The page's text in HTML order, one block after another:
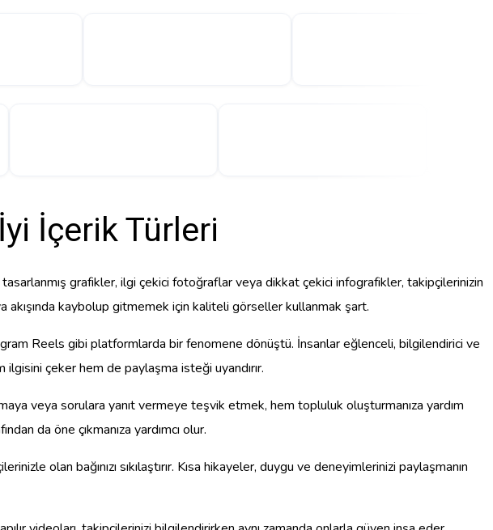
İçerik Türleri
tasarlanmış grafikler, ilgi çekici fotoğraflar veya dikkat çekici infografikler, takipçilerinizin
akışında kaybolup gitmemek için kaliteli görseller kullanmak şart.
Reels gibi platformlarda bir fenomene dönüştü. İnsanlar eğlenceli, bilgilendirici ve
çeker hem de paylaşma isteği uyandırır.
veya sorulara yanıt vermeye teşvik etmek, hem topluluk oluşturmanıza yardım
da öne çıkmanıza yardımcı olur.
olan bağınızı sıkılaştırır. Kısa hikayeler, duygu ve deneyimlerinizi paylaşmanın